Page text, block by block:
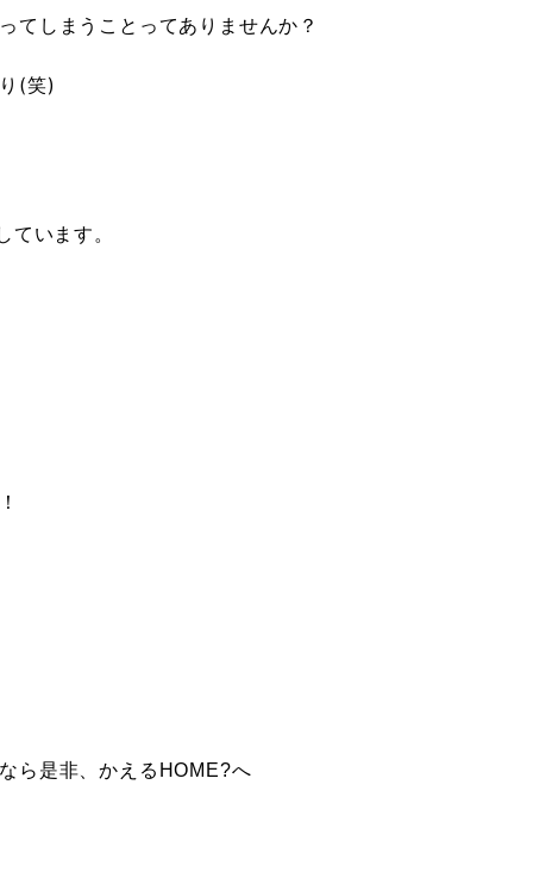
てしまうことってありませんか？
(笑)
います。
ら是非、かえるHOME?へ